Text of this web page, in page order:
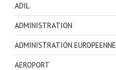
ADIL
ADMINISTRATION
ADMINISTRATION EUROPEENNE
AEROPORT